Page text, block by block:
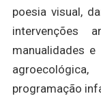
poesia visual,
intervenções
manualidades
programação